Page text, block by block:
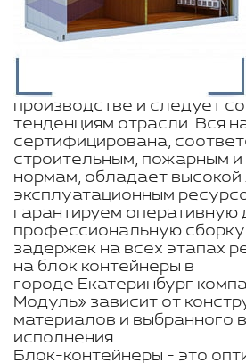
производстве и следует
тенденциям отрасли. Вся
сертифицирована,
строительным, пожарным
нормам, обладает высокой
эксплуатационным
гарантируем оперативную
профессиональную сборку
задержек на всех этапах
на блок контейнеры в
городе Екатеринбург
Модуль» зависит от
материалов и выбранного
исполнения.
Блок-контейнеры - это